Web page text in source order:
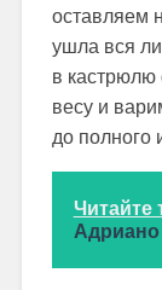
оставляем
ушла вся
в кастрюлю
весу и
до полного
Читайте
Адриано